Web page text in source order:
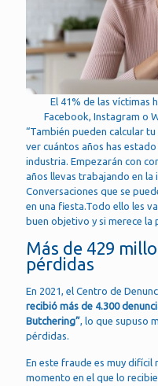
El 41% de las víctimas
Facebook, Instagram o
“También pueden calcular
ver cuántos años has
industria. Empezarán con
años llevas trabajando en
Conversaciones que se
en una fiesta.Todo ello les
buen objetivo y si merece
Más de 429
pérdidas
En 2021, el Centro de
recibió más de 4.300
Butchering”, lo que supuso
pérdidas.
En este fraude es muy difícil
momento en el que lo